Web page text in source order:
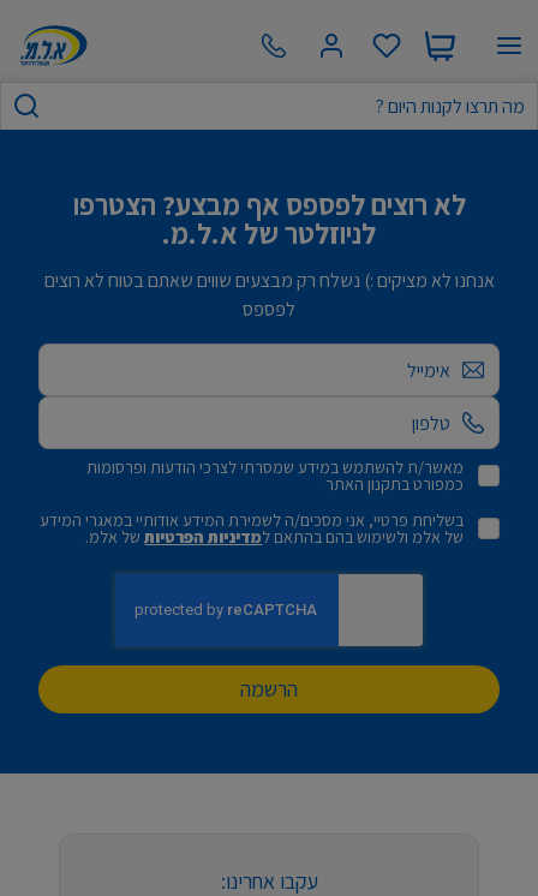
לא רוצים לפספס אף מבצע? הצטרפו
לניוזלטר של א.ל.מ.
אנחנו לא מציקים :) נשלח רק מבצעים שווים שאתם בטוח לא רוצים
לפספס
אימייל
מאשר/ת להשתמש במידע שמסרתי לצרכי הודעות ופרסומות
כמפורט בתקנון האתר
בשליחת פרטיי, אני מסכים/ה לשמירת המידע אודותיי במאגרי המידע
של אלמ ולשימוש בהם בהתאם למדיניות הפרטיותשל אלמ.
הרשמה
עקבו אחרינו: